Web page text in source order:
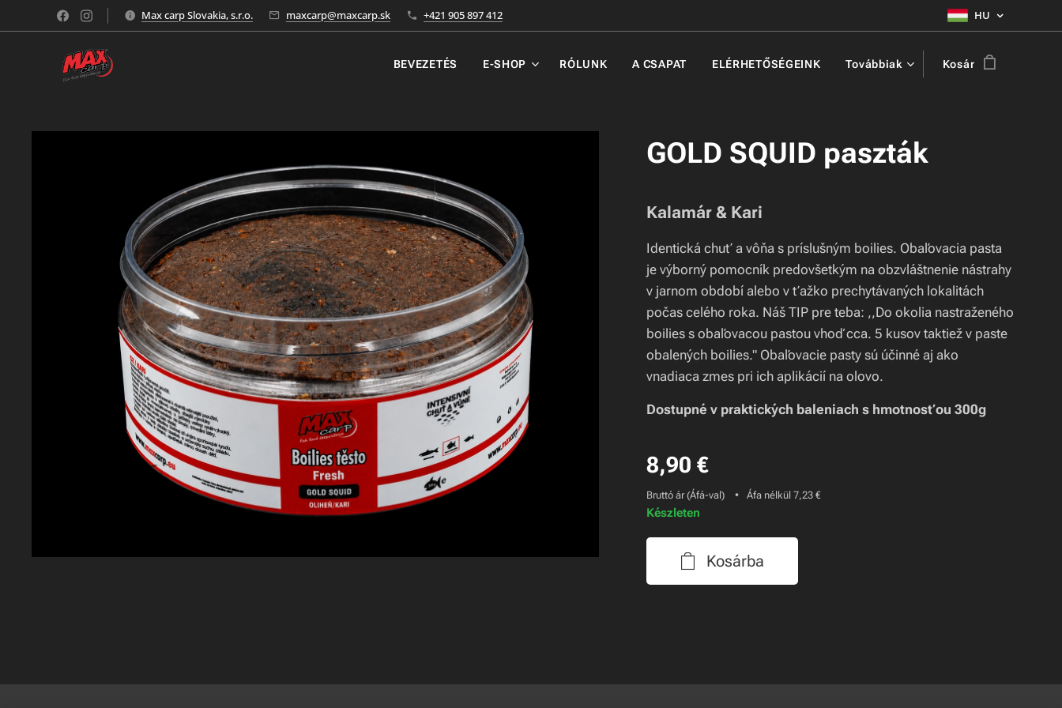
Max carp Slovakia, s.r.o. maxcarp@maxcarp.sk +421 905 897 412 HU
BEVEZETÉS E-SHOP RÓLUNK A CSAPAT ELÉRHETŐSÉGEINK Továbbiak Kosár
GOLD SQUID paszták
Kalamár & Kari
Identická chuť a vôňa s príslušným boilies. Obaľovacia pasta
je výborný pomocník predovšetkým na obzvláštnenie nástrahy
v jarnom období alebo v ťažko prechytávaných lokalitách
počas celého roka. Náš TIP pre teba: ,,Do okolia nastraženého
boilies s obaľovacou pastou vhoď cca. 5 kusov taktiež v paste
obalených boilies." Obaľovacie pasty sú účinné aj ako
vnadiaca zmes pri ich aplikácií na olovo.
Dostupné v praktických baleniach s hmotnosťou 300g
8,90 €
Bruttó ár (Áfá-val) Áfa nélkül 7,23 €
Készleten
Kosárba